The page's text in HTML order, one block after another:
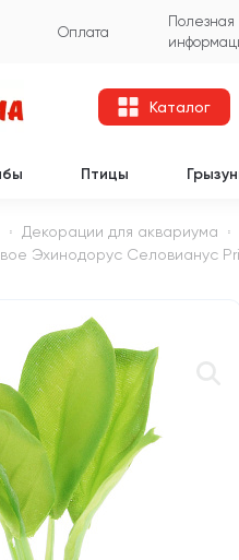
Оплата
Полезная
Каталог
Птицы
Декорации для аквариума
Эхинодорус Селовианус